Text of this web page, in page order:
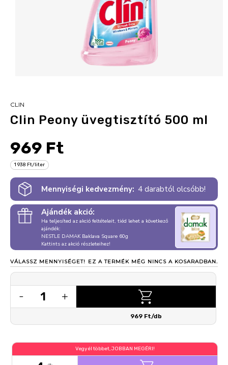
CLIN
Clin Peony üvegtisztító 500 ml
969 Ft
1 938 Ft/liter
Mennyiségi kedvezmény: 4 darabtól olcsóbb!
Ajándék akció:
Ha teljesíted az akció feltételeit, tiéd lehet a következő
ajándék:
NESTLE DAMAK Baklava Square 60g
Kattints az akció részleteihez!
VÁLASSZ MENNYISÉGET! EZ A TERMÉK MÉG NINCS A KOSARADBAN.
- 1 +
969 Ft/db
Vegyél többet, JOBBAN MEGÉRI!